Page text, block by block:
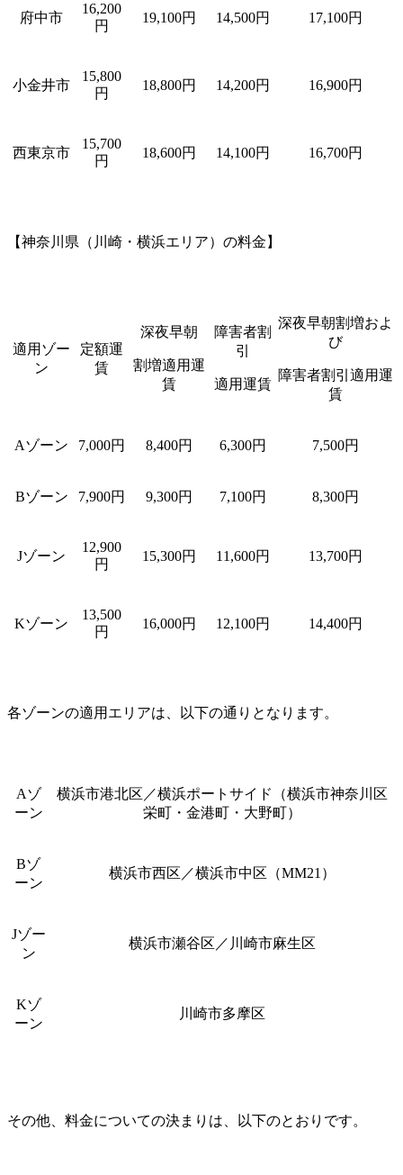
府中市
16,200
円
19,100円 14,500円 17,100円
小金井市
15,800
円
18,800円 14,200円 16,900円
西東京市
15,700
円
18,600円 14,100円 16,700円
【神奈川県（川崎・横浜エリア）の料金】
適用ゾー
ン
定額運
賃
深夜早朝
割増適用運
賃
障害者割
引
適用運賃
深夜早朝割増およ
び
障害者割引適用運
賃
Aゾーン 7,000円 8,400円 6,300円 7,500円
Bゾーン 7,900円 9,300円 7,100円 8,300円
Jゾーン
12,900
円
15,300円 11,600円 13,700円
Kゾーン
13,500
円
16,000円 12,100円 14,400円
各ゾーンの適用エリアは、以下の通りとなります。
Aゾ
ーン
横浜市港北区／横浜ポートサイド（横浜市神奈川区
栄町・金港町・大野町）
Bゾ
ーン
横浜市西区／横浜市中区（MM21）
Jゾー
ン
横浜市瀬谷区／川崎市麻生区
Kゾ
ーン
川崎市多摩区
その他、料金についての決まりは、以下のとおりです。